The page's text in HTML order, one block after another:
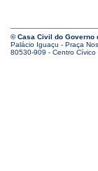
© Casa Civil do Governo
Palácio Iguaçu - Praça
80530-909 - Centro Cívico